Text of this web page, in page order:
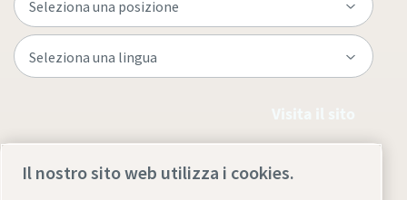
Il nostro sito web utilizza i cookies.